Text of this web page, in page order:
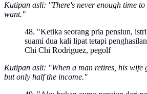
Kutipan asli: "There's never enough time
want."
48. "Ketika seorang pria pensiun,
suami dua kali lipat tetapi
Chi Chi Rodriguez, pegolf
Kutipan asli: "When a man retires, his wife
but only half the income."